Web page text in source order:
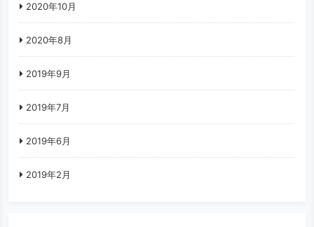
2020年10月
2020年8月
2019年9月
2019年7月
2019年6月
2019年2月